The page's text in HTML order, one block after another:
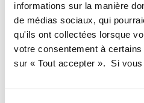
informations sur la manière
de médias sociaux, qui
qu'ils ont collectées lorsque
votre consentement à
sur « Tout accepter ». Si
Archives >
< Article précédent